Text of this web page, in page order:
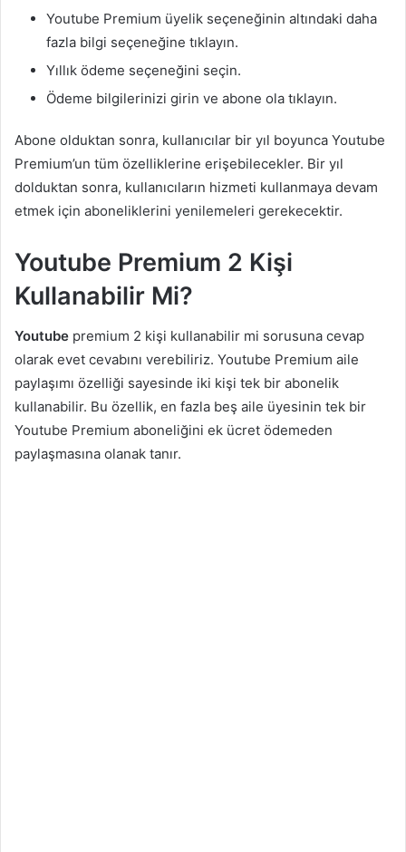
Youtube Premium üyelik seçeneğinin altındaki daha
fazla bilgi seçeneğine tıklayın.
Yıllık ödeme seçeneğini seçin.
Ödeme bilgilerinizi girin ve abone ola tıklayın.
Abone olduktan sonra, kullanıcılar bir yıl boyunca Youtube
Premium’un tüm özelliklerine erişebilecekler. Bir yıl
dolduktan sonra, kullanıcıların hizmeti kullanmaya devam
etmek için aboneliklerini yenilemeleri gerekecektir.
Youtube Premium 2 Kişi
Kullanabilir Mi?
Youtube premium 2 kişi kullanabilir mi sorusuna cevap
olarak evet cevabını verebiliriz. Youtube Premium aile
paylaşımı özelliği sayesinde iki kişi tek bir abonelik
kullanabilir. Bu özellik, en fazla beş aile üyesinin tek bir
Youtube Premium aboneliğini ek ücret ödemeden
paylaşmasına olanak tanır.